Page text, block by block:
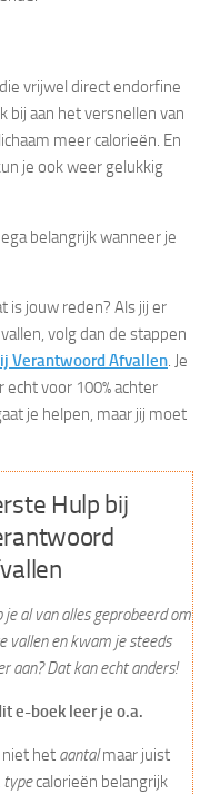
vrijwel direct endorfine
bij aan het versnellen van
meer calorieën. En
je ook weer gelukkig
belangrijk wanneer je
is jouw reden? Als jij er
volg dan de stappen
Verantwoord Afvallen. Je
voor 100% achter
je helpen, maar jij moet
Hulp bij
je al van alles geprobeerd om
vallen en kwam je steeds
aan? Dat kan echt anders!
e-boek leer je o.a.
het aantalmaar juist
typecalorieën belangrijk